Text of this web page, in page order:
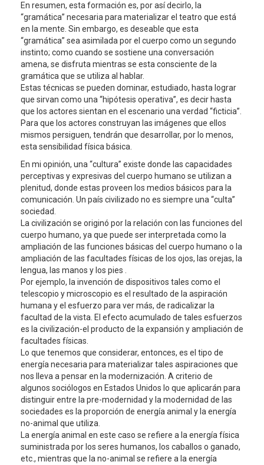
En resumen, esta formación es, por así decirlo, la
“gramática” necesaria para materializar el teatro que está
en la mente. Sin embargo, es deseable que esta
“gramática” sea asimilada por el cuerpo como un segundo
instinto; como cuando se sostiene una conversación
amena, se disfruta mientras se esta consciente de la
gramática que se utiliza al hablar.
Estas técnicas se pueden dominar, estudiado, hasta lograr
que sirvan como una “hipótesis operativa”, es decir hasta
que los actores sientan en el escenario una verdad “ficticia”.
Para que los actores construyan las imágenes que ellos
mismos persiguen, tendrán que desarrollar, por lo menos,
esta sensibilidad física básica.
En mi opinión, una “cultura” existe donde las capacidades
perceptivas y expresivas del cuerpo humano se utilizan a
plenitud, donde estas proveen los medios básicos para la
comunicación. Un país civilizado no es siempre una “culta”
sociedad.
La civilización se originó por la relación con las funciones del
cuerpo humano, ya que puede ser interpretada como la
ampliación de las funciones básicas del cuerpo humano o la
ampliación de las facultades físicas de los ojos, las orejas, la
lengua, las manos y los pies .
Por ejemplo, la invención de dispositivos tales como el
telescopio y microscopio es el resultado de la aspiración
humana y el esfuerzo para ver más, de radicalizar la
facultad de la vista. El efecto acumulado de tales esfuerzos
es la civilización-el producto de la expansión y ampliación de
facultades físicas.
Lo que tenemos que considerar, entonces, es el tipo de
energía necesaria para materializar tales aspiraciones que
nos lleva a pensar en la modernización. A criterio de
algunos sociólogos en Estados Unidos lo que aplicarán para
distinguir entre la pre-modernidad y la modernidad de las
sociedades es la proporción de energía animal y la energía
no-animal que utiliza.
La energía animal en este caso se refiere a la energía física
suministrada por los seres humanos, los caballos o ganado,
etc., mientras que la no-animal se refiere a la energía